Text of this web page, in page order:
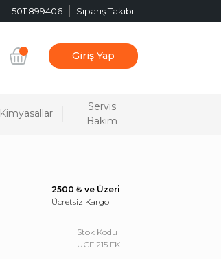
5011899406 Sipariş Takibi
Giriş Yap
Kimyasallar
Servis
Bakım
2500 ₺ ve Üzeri
Ücretsiz Kargo
Stok Kodu
UCF 215 FK